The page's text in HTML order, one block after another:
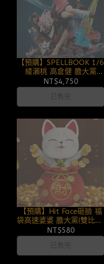
【預購】SPELLBOOK 1/6
綾瀨桃 高倉健 膽大黨
260429
NT$4,750
已售完
【預購】Hit Face砸臉 福
袋高速婆婆 膽大黨(雙比例)
260324
NT$580
已售完